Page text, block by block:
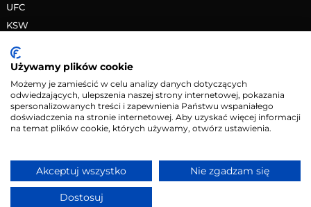
UFC
KSW
PRIME MMA
Żużlowa Ekstraliga
Speedway Grand Prix
Skoki narciarskie
Kontakt•Reklama• Polityka prywatności
Serwis wyłącznie dla osób powyżej 18 lat. Hazard może
Używamy plików cookie
Możemy je zamieścić w celu analizy danych dotyczących
odwiedzających, ulepszenia naszej strony internetowej, pokazania
spersonalizowanych treści i zapewnienia Państwu wspaniałego
doświadczenia na stronie internetowej. Aby uzyskać więcej informacji
na temat plików cookie, których używamy, otwórz ustawienia.
Akceptuj wszystko Nie zgadzam się
Dostosuj